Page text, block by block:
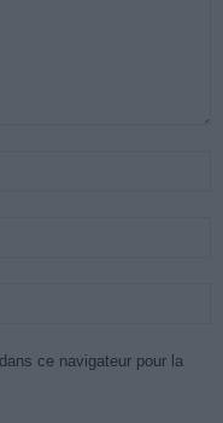
ce navigateur pour la